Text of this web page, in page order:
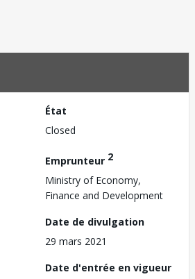
État
Closed
Emprunteur 2
Ministry of Economy,
Finance and Development
Date de divulgation
29 mars 2021
Date d'entrée en vigueur